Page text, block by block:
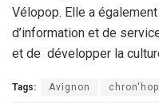
Vélopop. Elle a
d’information et de
et de développer la
Tags: Avignon chron'hop